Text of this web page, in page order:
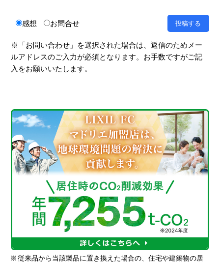
感想 お問合せ
※「お問い合わせ」を選択された場合は、返信のためメー
ルアドレスのご入力が必須となります。お手数ですがご記
入をお願いいたします。
※ 従来品から当該製品に置き換えた場合の、住宅や建築物の居